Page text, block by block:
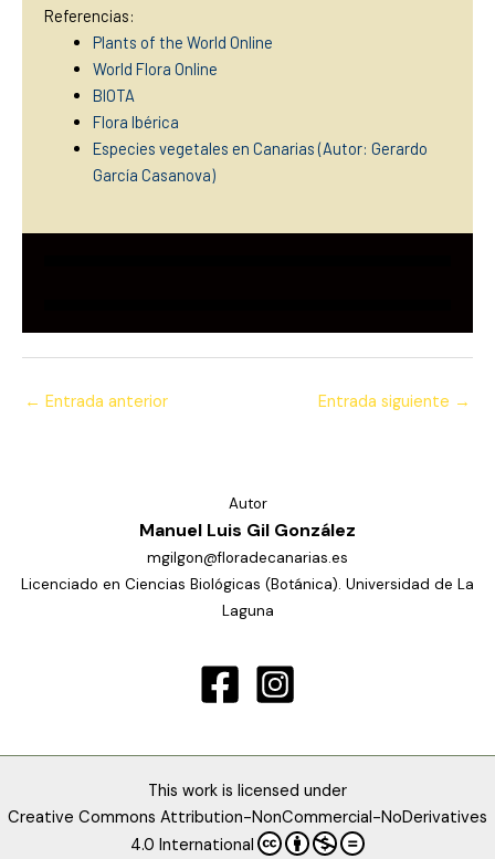
Referencias:
Plants of the World Online
World Flora Online
BIOTA
Flora Ibérica
Especies vegetales en Canarias (Autor: Gerardo
García Casanova)
← Entrada anterior Entrada siguiente →
Autor
Manuel Luis Gil González
mgilgon@floradecanarias.es
Licenciado en Ciencias Biológicas (Botánica). Universidad de La
Laguna
This work is licensed under
Creative Commons Attribution-NonCommercial-NoDerivatives
4.0 International